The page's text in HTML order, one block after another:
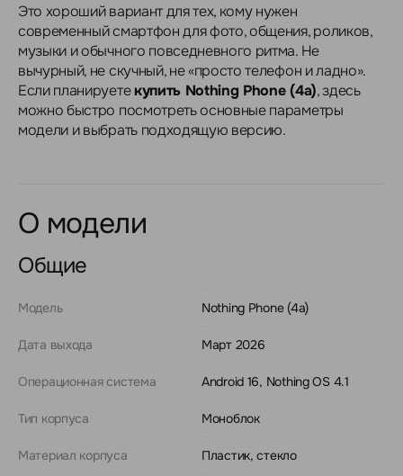
Это хороший вариант для тех, кому нужен
современный смартфон для фото, общения, роликов,
музыки и обычного повседневного ритма. Не
вычурный, не скучный, не «просто телефон и ладно».
Если планируетекупить Nothing Phone (4a), здесь
можно быстро посмотреть основные параметры
модели и выбрать подходящую версию.
О модели
Общие
Модель Nothing Phone (4a)
Дата выхода Март 2026
Операционная система Android 16, Nothing OS 4.1
Тип корпуса Моноблок
Материал корпуса Пластик, стекло